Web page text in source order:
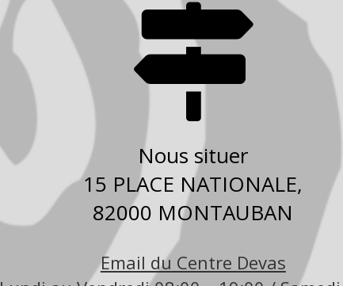

Nous situer
15 PLACE NATIONALE,
82000 MONTAUBAN
Email du Centre Devas